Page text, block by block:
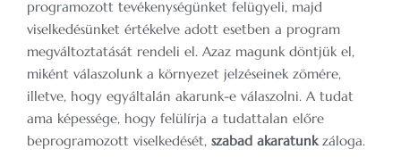
programozott tevékenységünket felügyeli, majd
viselkedésünket értékelve adott esetben a program
megváltoztatását rendeli el. Azaz magunk döntjük el,
miként válaszolunk a környezet jelzéseinek zömére,
illetve, hogy egyáltalán akarunk-e válaszolni. A tudat
ama képessége, hogy felülírja a tudattalan előre
beprogramozott viselkedését, szabad akaratunkzáloga.